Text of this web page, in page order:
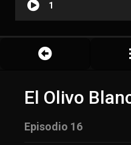
1
El Olivo
Episodio 16